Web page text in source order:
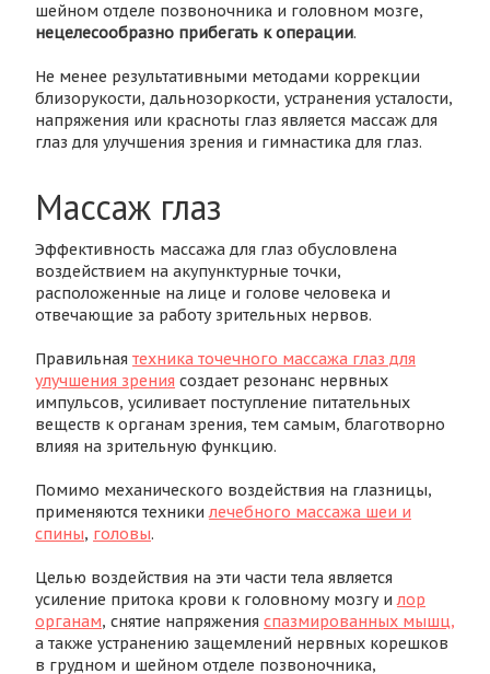
шейном отделе позвоночника и головном мозге,
нецелесообразно прибегать к операции.
Не менее результативными методами коррекции
близорукости, дальнозоркости, устранения усталости,
напряжения или красноты глаз является массаж для
глаз для улучшения зрения и гимнастика для глаз.
Массаж глаз
Эффективность массажа для глаз обусловлена
воздействием на акупунктурные точки,
расположенные на лице и голове человека и
отвечающие за работу зрительных нервов.
Правильная техника точечного массажа глаз для
улучшения зрения создает резонанс нервных
импульсов, усиливает поступление питательных
веществ к органам зрения, тем самым, благотворно
влияя на зрительную функцию.
Помимо механического воздействия на глазницы,
применяются техникилечебного массажа шеи и
спины, головы.
Целью воздействия на эти части тела является
усиление притока крови к головному мозгу илор
органам, снятие напряжения спазмированных мышц,
а также устранению защемлений нервных корешков
в грудном и шейном отделе позвоночника,